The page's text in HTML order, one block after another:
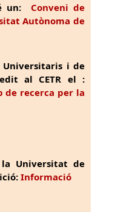
un: Conveni de
Autònoma de
Universitaris i de
al CETR el :
de recerca per la
Universitat de
Informació